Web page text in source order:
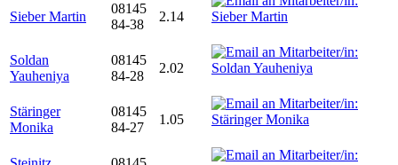
Sieber Martin
08145
84-38
2.14
Soldan
Yauheniya
08145
84-28
2.02
Stäringer
Monika
08145
84-27
1.05